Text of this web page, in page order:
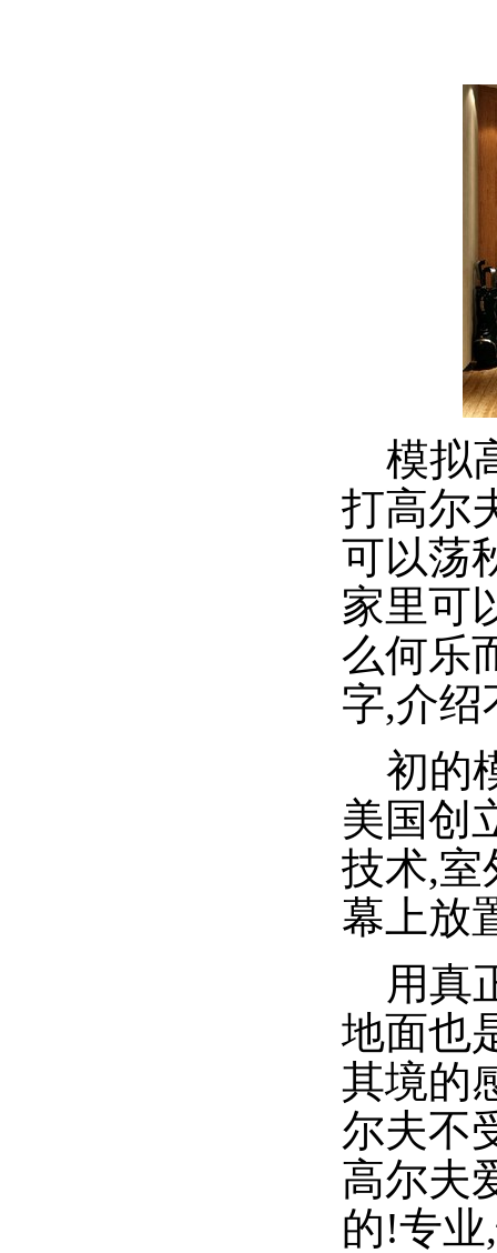
模拟
打高尔
可以荡
家里可
么何乐
字,介绍
初的
美国创
技术,室
幕上放
用真
地面也
其境的
尔夫不
高尔夫
的!专